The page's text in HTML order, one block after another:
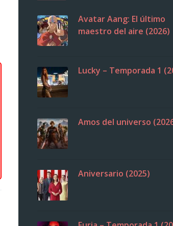
Avatar Aang: El último
maestro del aire (2026)
Lucky – Temporada 1
Amos del universo
Aniversario (2025)